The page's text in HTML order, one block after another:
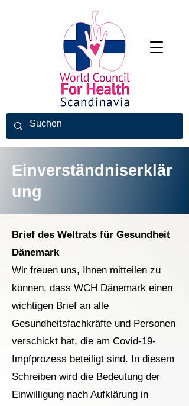
Einverständniserklär
ung
Brief des Weltrats für Gesundheit
Dänemark
Wir freuen uns, Ihnen mitteilen zu
können, dass WCH Dänemark einen
wichtigen Brief an alle
Gesundheitsfachkräfte und Personen
verschickt hat, die am Covid-19-
Impfprozess beteiligt sind. In diesem
Schreiben wird die Bedeutung der
Einwilligung nach Aufklärung in